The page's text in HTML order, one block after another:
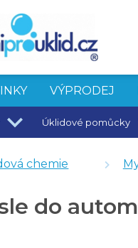
VÝPRODEJ
Úklidové pomůcky
přírodní sůl do myčky -
1,5 kg
na mytí do
chemie
do